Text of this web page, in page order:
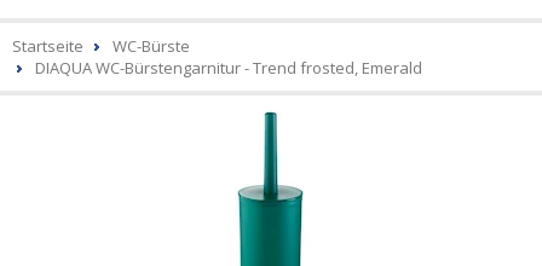
Startseite
WC-Bürste
DIAQUA WC-Bürstengarnitur - Trend frosted, Emerald